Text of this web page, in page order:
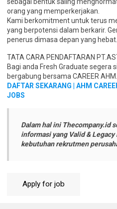
orang yang memperkerjakan.
Kami berkomitment untuk terus
yang berpotensi dalam berkarir.
penerus dimasa depan yang hebat.
TATA CARA PENDAFTARAN
Bagi anda Fresh Graduate segera
bergabung bersama CAREER AHM.
DAFTAR SEKARANG | AHM
JOBS
Dalam hal ini Thecompany.id
informasi yang Valid & Legacy
kebutuhan rekrutmen